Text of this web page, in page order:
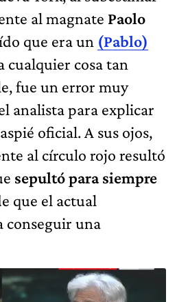
al magnate Paolo
que era un (Pablo)
cualquier cosa tan
fue un error muy
analista para explicar
oficial. A sus ojos,
al círculo rojo resultó
sepultó para siempre
que el actual
conseguir una